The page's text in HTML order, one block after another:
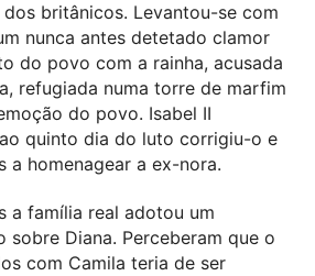
britânicos. Levantou-se com
nunca antes detetado clamor
do povo com a rainha, acusada
refugiada numa torre de marfim
do povo. Isabel II
quinto dia do luto corrigiu-o e
a homenagear a ex-nora.
a família real adotou um
sobre Diana. Perceberam que o
com Camila teria de ser